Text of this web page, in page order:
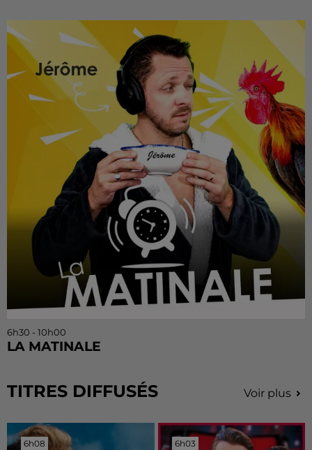
6h30 - 10h00
LA MATINALE
TITRES DIFFUSÉS Voir plus
6h08
6h08 6h03
6h03